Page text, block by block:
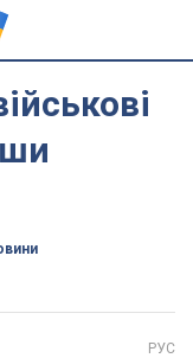
РУС